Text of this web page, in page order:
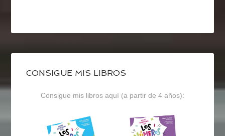
CONSIGUE MIS LIBROS
Consigue mis libros aquí (a partir de 4 años):